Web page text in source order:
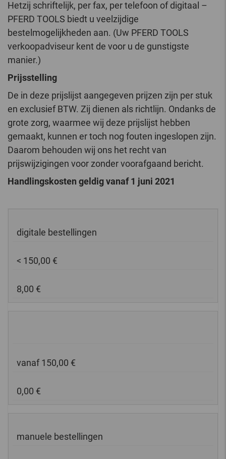
Hetzij schriftelijk, per fax, per telefoon of digitaal –
PFERD TOOLS biedt u veelzijdige
bestelmogelijkheden aan. (Uw PFERD TOOLS
verkoopadviseur kent de voor u de gunstigste
manier.)
Prijsstelling
De in deze prijslijst aangegeven prijzen zijn per stuk
en exclusief BTW. Zij dienen als richtlijn. Ondanks de
grote zorg, waarmee wij deze prijslijst hebben
gemaakt, kunnen er toch nog fouten ingeslopen zijn.
Daarom behouden wij ons het recht van
prijswijzigingen voor zonder voorafgaand bericht.
Handlingskosten geldig vanaf 1 juni 2021
digitale bestellingen
< 150,00 €
8,00 €
vanaf 150,00 €
0,00 €
manuele bestellingen